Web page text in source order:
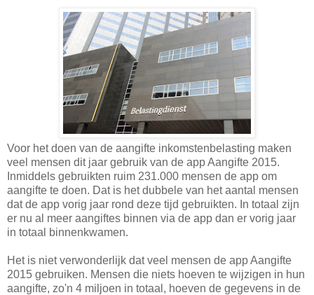
Voor het doen van de aangifte inkomstenbelasting maken
veel mensen dit jaar gebruik van de app Aangifte 2015.
Inmiddels gebruikten ruim 231.000 mensen de app om
aangifte te doen. Dat is het dubbele van het aantal mensen
dat de app vorig jaar rond deze tijd gebruikten. In totaal zijn
er nu al meer aangiftes binnen via de app dan er vorig jaar
in totaal binnenkwamen.
Het is niet verwonderlijk dat veel mensen de app Aangifte
2015 gebruiken. Mensen die niets hoeven te wijzigen in hun
aangifte, zo'n 4 miljoen in totaal, hoeven de gegevens in de